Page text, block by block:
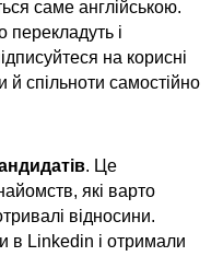
саме англійською.
перекладуть і
на корисні
й спільноти самостійно
. Це
які варто
відносини.
в Linkedin і отримали